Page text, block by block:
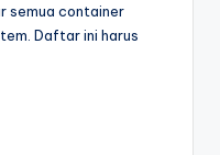
semua container
Daftar ini harus